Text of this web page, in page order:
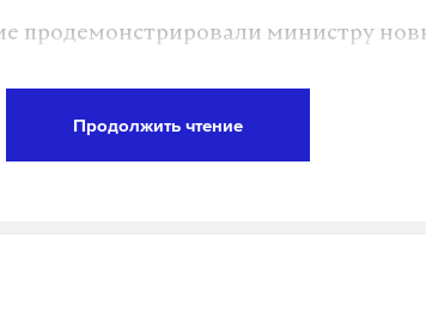
продемонстрировали министру
и FPV-дрон для
Продолжить чтение